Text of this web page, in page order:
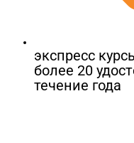
экспресс
более 20
течение года